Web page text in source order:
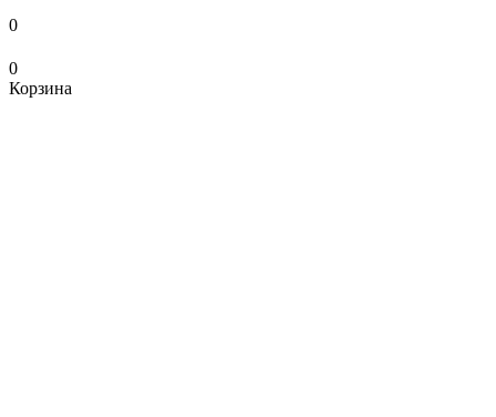
0
0
Корзина